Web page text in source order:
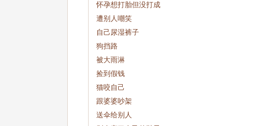
怀孕想打胎但没打成
遭别人嘲笑
自己尿湿裤子
狗挡路
被大雨淋
捡到假钱
猫咬自己
跟婆婆吵架
送伞给别人